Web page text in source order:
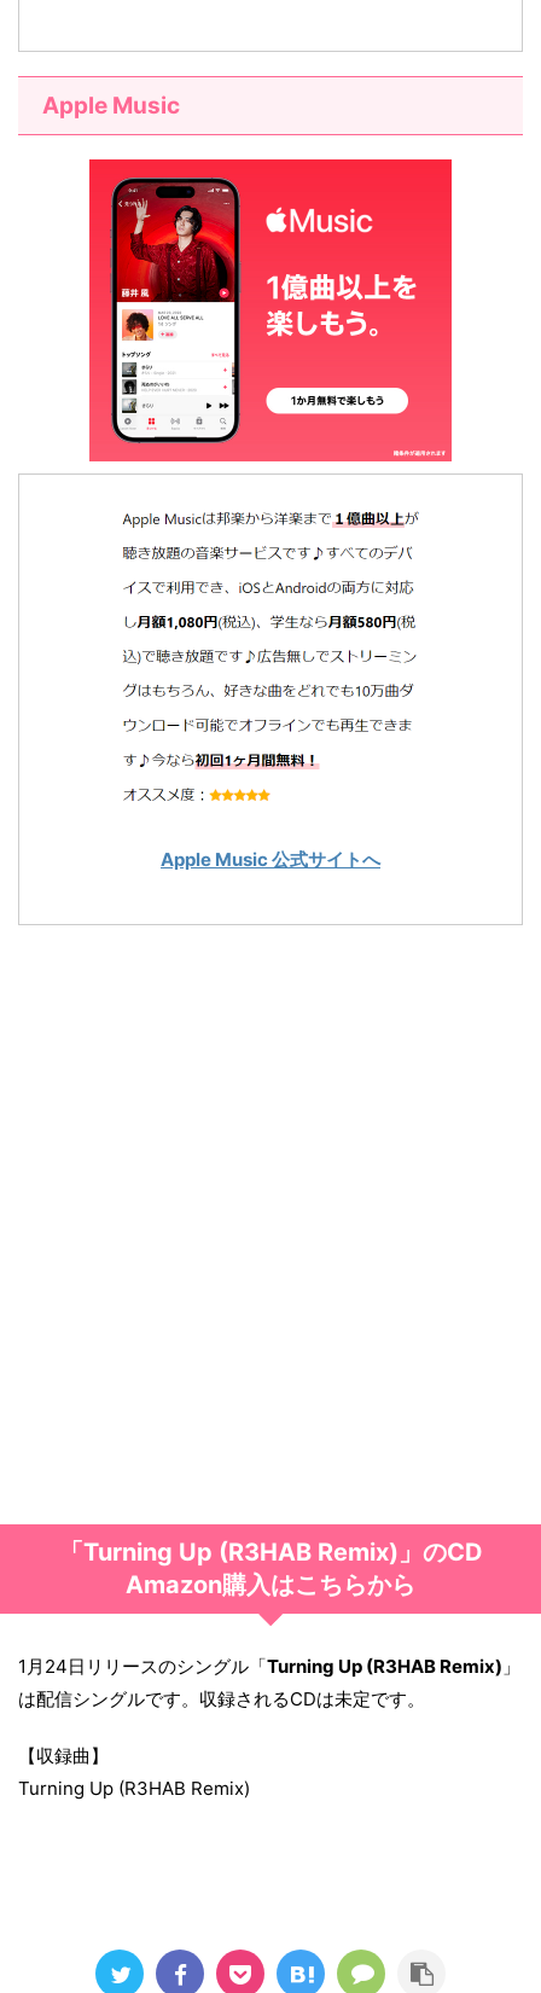
Apple Music
Apple Music 公式サイトへ
「Turning Up (R3HAB Remix)」のCD
Amazon購入はこちらから
1月24日リリースのシングル「Turning Up (R3HAB Remix) 」
は配信シングルです。収録されるCDは未定です。
【収録曲】
Turning Up (R3HAB Remix)